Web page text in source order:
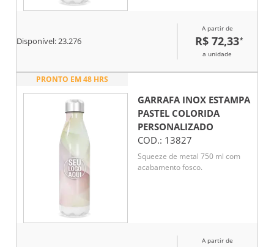
Disponível:23.276
A partir de
R$ 72,33*
a unidade
PRONTO EM 48 HRS
GARRAFA INOX ESTAMPA
PASTEL COLORIDA
PERSONALIZADO
COD.: 13827
Squeeze de metal 750 ml com
acabamento fosco.
A partir de